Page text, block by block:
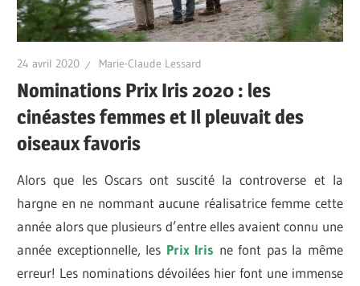
24 avril 2020 Marie-Claude Lessard
Nominations Prix Iris 2020 : les
cinéastes femmes et Il pleuvait des
oiseaux favoris
Alors que les Oscars ont suscité la controverse et la
hargne en ne nommant aucune réalisatrice femme cette
année alors que plusieurs d’entre elles avaient connu une
année exceptionnelle, les Prix Iris ne font pas la même
erreur! Les nominations dévoilées hier font une immense